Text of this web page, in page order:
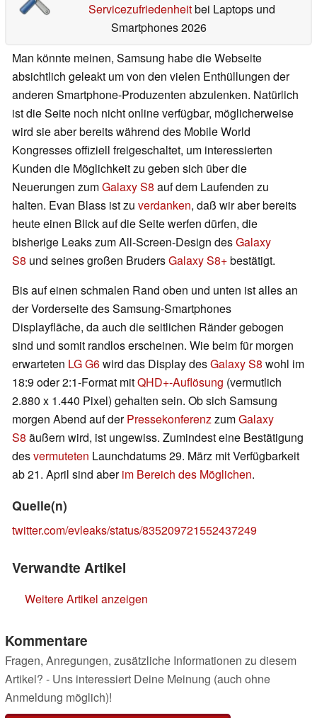
Servicezufriedenheitbei Laptops und
Smartphones 2026
Man könnte meinen, Samsung habe die Webseite
absichtlich geleakt um von den vielen Enthüllungen der
anderen Smartphone-Produzenten abzulenken. Natürlich
ist die Seite noch nicht online verfügbar, möglicherweise
wird sie aber bereits während des Mobile World
Kongresses offiziell freigeschaltet, um interessierten
Kunden die Möglichkeit zu geben sich über die
Neuerungen zumGalaxy S8 auf dem Laufenden zu
halten. Evan Blass ist zu verdanken, daß wir aber bereits
heute einen Blick auf die Seite werfen dürfen, die
bisherige Leaks zum All-Screen-Design desGalaxy
S8 und seines großen BrudersGalaxy S8+bestätigt.
Bis auf einen schmalen Rand oben und unten ist alles an
der Vorderseite des Samsung-Smartphones
Displayfläche, da auch die seitlichen Ränder gebogen
sind und somit randlos erscheinen. Wie beim für morgen
erwarteten LG G6wird das Display desGalaxy S8 wohl im
18:9 oder 2:1-Format mitQHD+-Auflösung (vermutlich
2.880 x 1.440 Pixel) gehalten sein. Ob sich Samsung
morgen Abend auf derPressekonferenzzumGalaxy
S8 äußern wird, ist ungewiss. Zumindest eine Bestätigung
desvermuteten Launchdatums 29. März mit Verfügbarkeit
ab 21. April sind aberim Bereich des Möglichen.
Quelle(n)
twitter.com/evleaks/status/835209721552437249
Verwandte Artikel
Weitere Artikel anzeigen
Kommentare
Fragen, Anregungen, zusätzliche Informationen zu diesem
Artikel? - Uns interessiert Deine Meinung (auch ohne
Anmeldung möglich)!